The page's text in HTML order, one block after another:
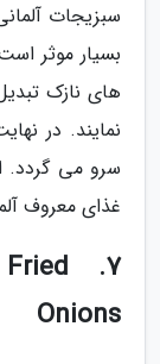
سبزیجات
بسیار موثر
های نازک
نمایند. در
سرو می گردد.
غذای معروف
Onions